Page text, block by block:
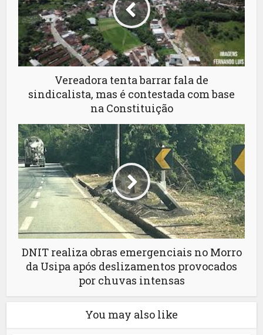
Vereadora tenta barrar fala de
sindicalista, mas é contestada com base
na Constituição
DNIT realiza obras emergenciais no Morro
da Usipa após deslizamentos provocados
por chuvas intensas
You may also like